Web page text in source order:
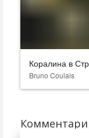
Коралина в
Bruno Coulais